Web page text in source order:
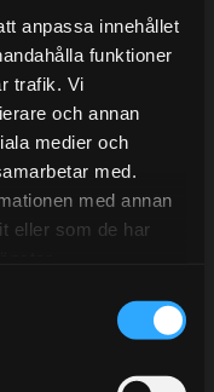
anpassa innehållet
funktioner
trafik. Vi
och annan
medier och
med.
med annan
eller som de har